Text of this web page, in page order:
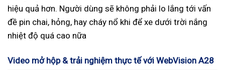
hiệu quả hơn. Người dùng sẽ không phải lo lắng tới vấn
đề pin chai, hỏng, hay cháy nổ khi để xe dưới trời nắng
nhiệt độ quá cao nữa
Video mở hộp & trải nghiệm thực tế với WebVision A28